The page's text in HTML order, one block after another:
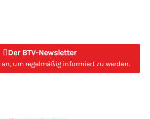
Der BTV-Newsletter
um regelmäßig informiert zu werden.